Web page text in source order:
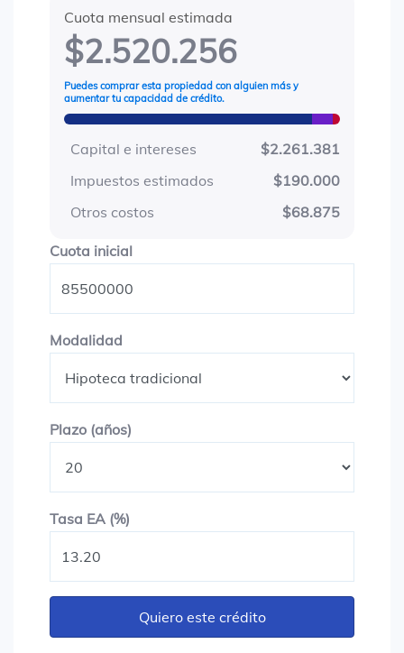
Cuota mensual estimada
$2.520.256
Puedes comprar esta propiedad con alguien más y
aumentar tu capacidad de crédito.
Capital e intereses
$2.261.381
Impuestos estimados
$190.000
Otros costos
$68.875
Cuota inicialCuota inicial
Modalidad
Plazo (años)
Tasa EA (%)
Quiero este crédito